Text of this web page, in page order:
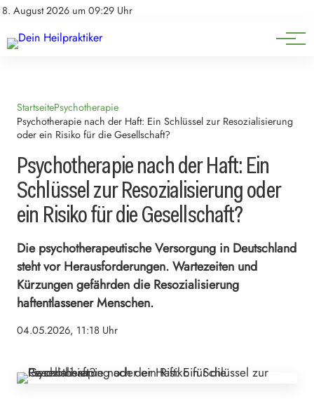
8. August 2026 um 09:29 Uhr
Impressum
Natürliche Medizin
Heilpflanzen & Kräuterkunde
StartseitePsychotherapie
Psychotherapie nach der Haft: Ein Schlüssel zur Resozialisierung
oder ein Risiko für die Gesellschaft?
Psychotherapie nach der Haft: Ein
Schlüssel zur Resozialisierung oder
ein Risiko für die Gesellschaft?
Die psychotherapeutische Versorgung in Deutschland
steht vor Herausforderungen. Wartezeiten und
Kürzungen gefährden die Resozialisierung
haftentlassener Menschen.
04.05.2026, 11:18 Uhr